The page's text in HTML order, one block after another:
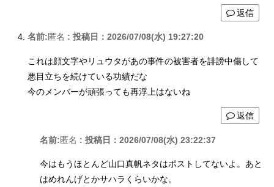
返信
名前:匿名 : 投稿日：2026/07/08(水) 19:27:20
これは顔文字やリュウタがあの事件の被害者を誹謗中傷して
悪目立ちを続けている功績だな
今のメンバーが頑張っても再浮上はないね
返信
名前:匿名 : 投稿日：2026/07/08(水) 23:22:37
今はもうほとんど山口真帆ネタはポストしてないよ。あと
はめれんげとかサハラくらいかな。